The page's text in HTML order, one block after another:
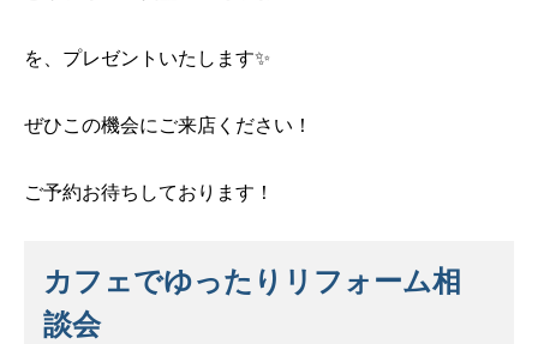
を、プレゼントいたします✨
ぜひこの機会にご来店ください！
ご予約お待ちしております！